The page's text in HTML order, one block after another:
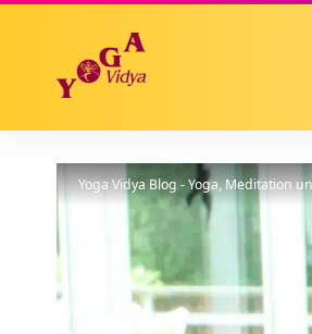
Yoga Vidya Blog - Yoga, Meditation